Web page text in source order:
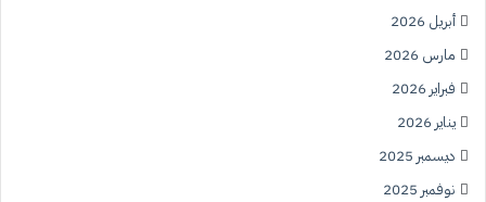
أبريل 2026
مارس 2026
فبراير 2026
يناير 2026
ديسمبر 2025
نوفمبر 2025